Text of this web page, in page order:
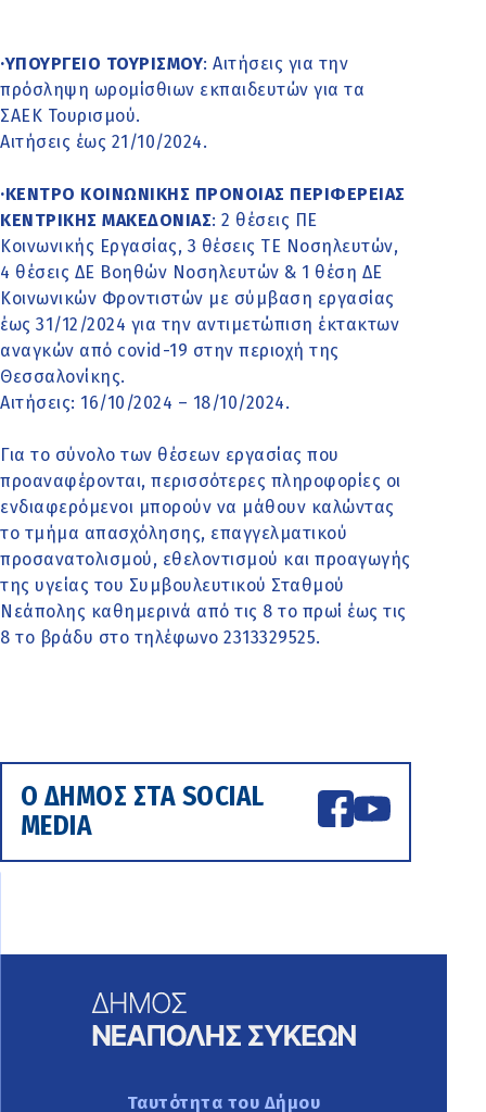
·ΥΠΟΥΡΓΕΙΟ ΤΟΥΡΙΣΜΟΥ: Αιτήσεις για την
πρόσληψη ωρομίσθιων εκπαιδευτών για τα
ΣΑΕΚ Τουρισμού.
Αιτήσεις έως 21/10/2024.
·ΚΕΝΤΡΟ ΚΟΙΝΩΝΙΚΗΣ ΠΡΟΝΟΙΑΣ ΠΕΡΙΦΕΡΕΙΑΣ
ΚΕΝΤΡΙΚΗΣ ΜΑΚΕΔΟΝΙΑΣ: 2 θέσεις ΠΕ
Κοινωνικής Εργασίας, 3 θέσεις ΤΕ Νοσηλευτών,
4 θέσεις ΔΕ Βοηθών Νοσηλευτών & 1 θέση ΔΕ
Κοινωνικών Φροντιστών με σύμβαση εργασίας
έως 31/12/2024 για την αντιμετώπιση έκτακτων
αναγκών από covid-19 στην περιοχή της
Θεσσαλονίκης.
Αιτήσεις: 16/10/2024 – 18/10/2024.
Για το σύνολο των θέσεων εργασίας που
προαναφέρονται, περισσότερες πληροφορίες οι
ενδιαφερόμενοι μπορούν να μάθουν καλώντας
το τμήμα απασχόλησης, επαγγελματικού
προσανατολισμού, εθελοντισμού και προαγωγής
της υγείας του Συμβουλευτικού Σταθμού
Νεάπολης καθημερινά από τις 8 το πρωί έως τις
8 το βράδυ στο τηλέφωνο 2313329525.
Ο ΔΗΜΟΣ ΣΤΑ SOCIAL
MEDIA
Ταυτότητα του Δήμου